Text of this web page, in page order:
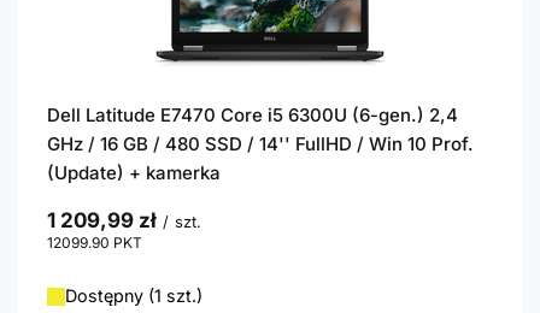
Dell Latitude E7470 Core i5 6300U (6-gen.) 2,4
GHz / 16 GB / 480 SSD / 14'' FullHD / Win 10 Prof.
(Update) + kamerka
1 209,99 zł / szt.
12099.90 PKT
Dostępny (1 szt.)